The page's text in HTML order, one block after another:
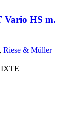
Vario HS m.
Riese & Müller